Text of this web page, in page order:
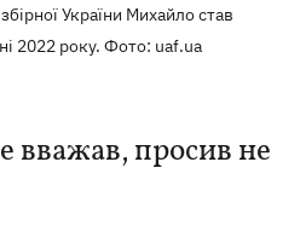
України Михайло став
2022 року. Фото: uaf.ua
вважав, просив не